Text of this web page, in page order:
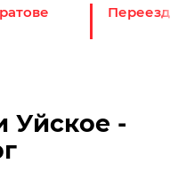
Переезд
Уйское -